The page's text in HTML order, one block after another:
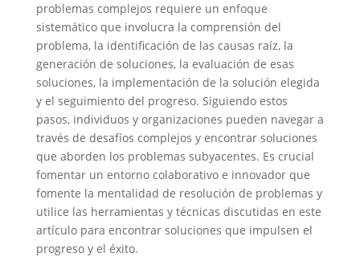
problemas complejos requiere un enfoque
sistemático que involucra la comprensión del
problema, la identificación de las causas raíz, la
generación de soluciones, la evaluación de esas
soluciones, la implementación de la solución elegida
y el seguimiento del progreso. Siguiendo estos
pasos, individuos y organizaciones pueden navegar a
través de desafíos complejos y encontrar soluciones
que aborden los problemas subyacentes. Es crucial
fomentar un entorno colaborativo e innovador que
fomente la mentalidad de resolución de problemas y
utilice las herramientas y técnicas discutidas en este
artículo para encontrar soluciones que impulsen el
progreso y el éxito.